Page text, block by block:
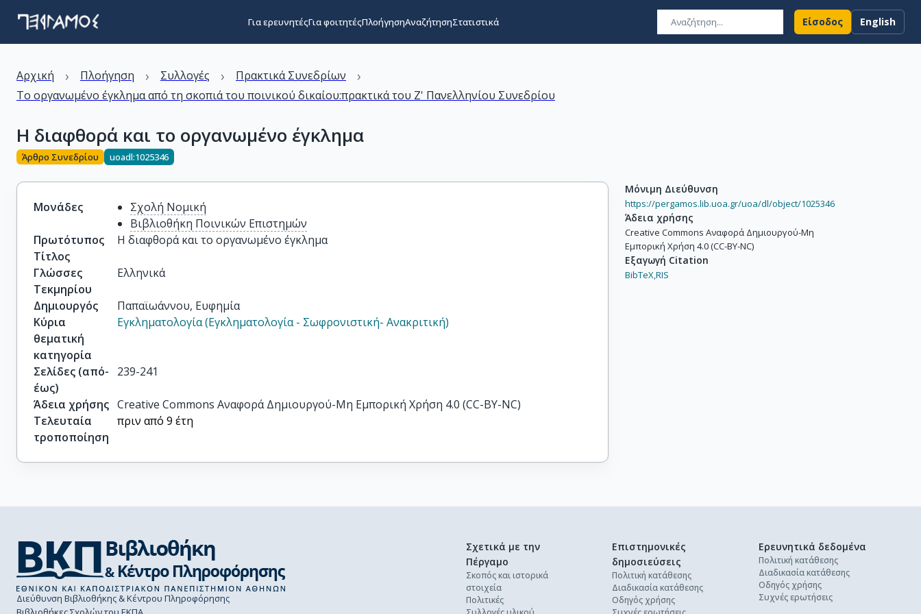
Για ερευνητέςΓια φοιτητέςΠλοήγησηΑναζήτησηΣτατιστικά Είσοδος English
Αρχική › Πλοήγηση › Συλλογές › Πρακτικά Συνεδρίων ›
Το οργανωμένο έγκλημα από τη σκοπιά του ποινικού δικαίου:πρακτικά του Ζ' Πανελληνίου Συνεδρίου
Η διαφθορά και το οργανωμένο έγκλημα
Άρθρο Συνεδρίου uoadl:1025346
Μονάδες
Σχολή Νομική
Βιβλιοθήκη Ποινικών Επιστημών
Πρωτότυπος
Τίτλος
Η διαφθορά και το οργανωμένο έγκλημα
Γλώσσες
Τεκμηρίου
Ελληνικά
Δημιουργός
Παπαϊωάννου, Ευφημία
Κύρια
θεματική
κατηγορία
Εγκληματολογία (Εγκληματολογία - Σωφρονιστική- Aνακριτική)
Σελίδες (από-
έως)
239-241
Άδεια χρήσης Creative Commons Αναφορά Δημιουργού-Μη Εμπορική Χρήση 4.0 (CC-BY-NC)
Τελευταία
τροποποίηση
πριν από 9 έτη
Μόνιμη Διεύθυνση
https://pergamos.lib.uoa.gr/uoa/dl/object/1025346
Άδεια χρήσης
Creative Commons Αναφορά Δημιουργού-Μη
Εμπορική Χρήση 4.0 (CC-BY-NC)
Εξαγωγή Citation
BibTeX,RIS
Διεύθυνση Βιβλιοθήκης & Κέντρου Πληροφόρησης
Σχετικά με την
Πέργαμο
Σκοπός και ιστορικά
στοιχεία
Πολιτικές
Επιστημονικές
δημοσιεύσεις
Πολιτική κατάθεσης
Διαδικασία κατάθεσης
Οδηγός χρήσης
Ερευνητικά δεδομένα
Πολιτική κατάθεσης
Διαδικασία κατάθεσης
Οδηγός χρήσης
Συχνές ερωτήσεις